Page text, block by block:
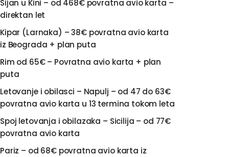
Sijan u Kini – od 468€ povratna avio karta –
direktan let
Kipar (Larnaka) – 38€ povratna avio karta
iz Beograda + plan puta
Rim od 65€ – Povratna avio karta + plan
puta
Letovanje i obilasci – Napulj – od 47 do 63€
povratna avio karta u 13 termina tokom leta
Spoj letovanja i obilazaka – Sicilija – od 77€
povratna avio karta
Pariz – od 68€ povratna avio karta iz